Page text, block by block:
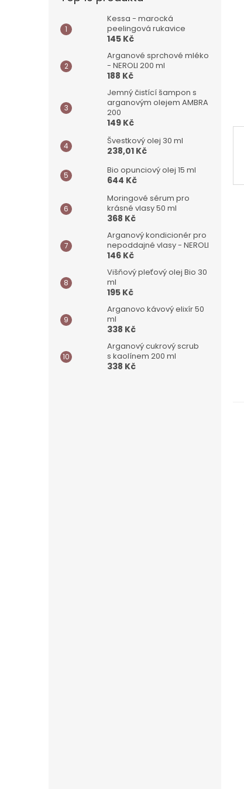
Kessa - marocká
peelingová rukavice
145 Kč
Arganové sprchové mléko
- NEROLI 200 ml
188 Kč
Jemný čistící šampon s
arganovým olejem AMBRA
200
149 Kč
Švestkový olej 30 ml
238,01 Kč
Bio opunciový olej 15 ml
644 Kč
Moringové sérum pro
krásné vlasy 50 ml
368 Kč
Arganový kondicionér pro
nepoddajné vlasy - NEROLI
146 Kč
Višňový pleťový olej Bio 30
ml
195 Kč
Arganovo kávový elixír 50
ml
338 Kč
Arganový cukrový scrub
s kaolínem 200 ml
338 Kč